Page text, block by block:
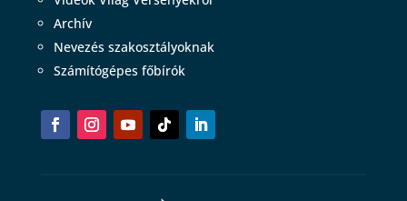
Archív
Nevezés szakosztályoknak
Számítógépes főbírók